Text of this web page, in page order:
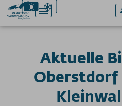
Aktiv & Sport
Erlebnis & Spaß
Aktuelle
Oberstdorf